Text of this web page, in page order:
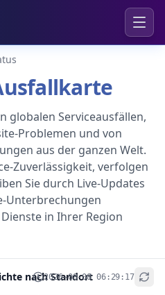
globalen Serviceausfällen,
Problemen und von
aus der ganzen Welt.
Zuverlässigkeit, verfolgen
Sie durch Live-Updates
Unterbrechungen
in Ihrer Region
nach Standort
2026-08-08 06:29:17
+